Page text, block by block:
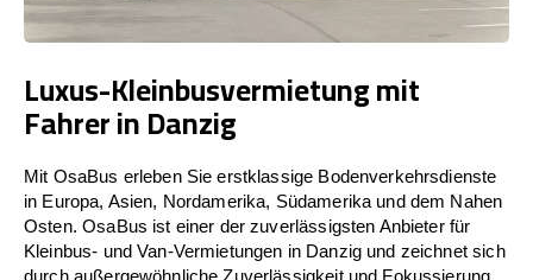
Luxus-Kleinbusvermietung mit
Fahrer in Danzig
Mit OsaBus erleben Sie erstklassige Bodenverkehrsdienste
in Europa, Asien, Nordamerika, Südamerika und dem Nahen
Osten. OsaBus ist einer der zuverlässigsten Anbieter für
Kleinbus- und Van-Vermietungen in Danzig und zeichnet sich
durch außergewöhnliche Zuverlässigkeit und Fokussierung